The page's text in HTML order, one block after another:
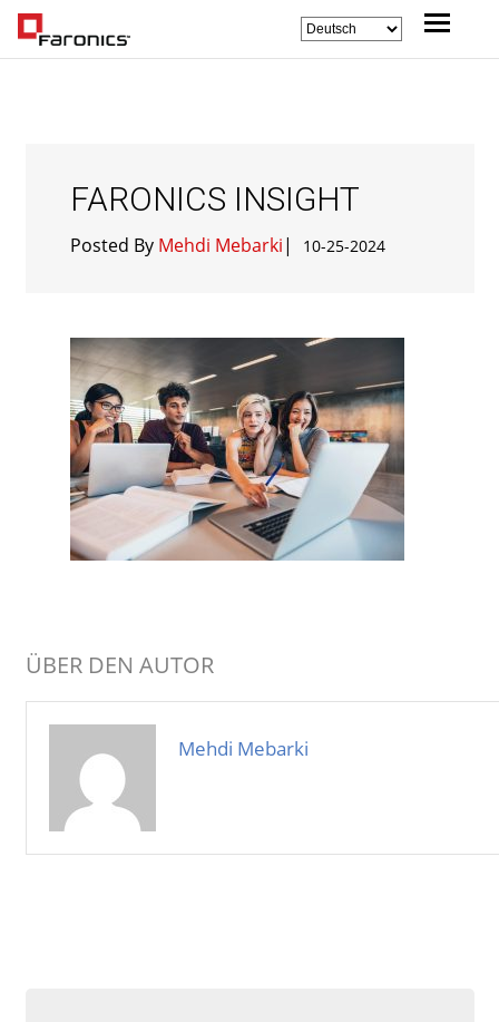
FARONICS INSIGHT
Posted By Mehdi Mebarki| 10-25-2024
ÜBER DEN AUTOR
Mehdi Mebarki